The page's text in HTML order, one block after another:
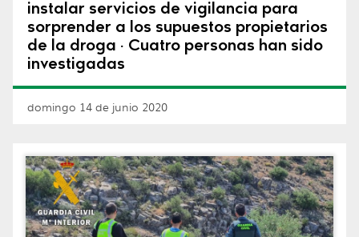
instalar servicios de vigilancia para
sorprender a los supuestos propietarios
de la droga · Cuatro personas han sido
investigadas
domingo 14 de junio 2020